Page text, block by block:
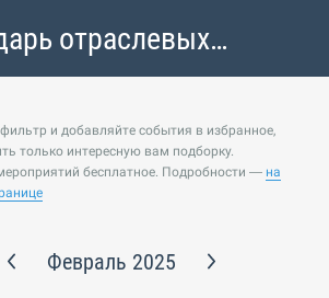
отраслевых
и добавляйте события в избранное,
только интересную вам подборку.
бесплатное. Подробности — на
Февраль 2025